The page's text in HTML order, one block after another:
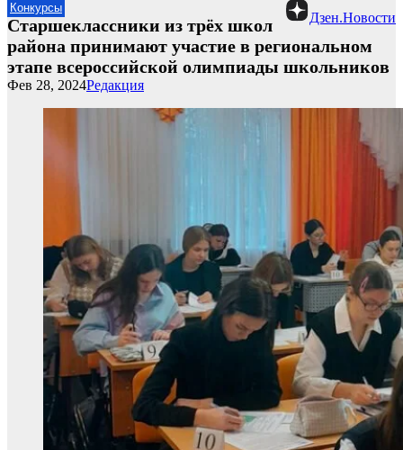
Конкурсы
Дзен.Новости
Старшеклассники из трёх школ
района принимают участие в региональном
этапе всероссийской олимпиады школьников
Редакция
Фев 28, 2024